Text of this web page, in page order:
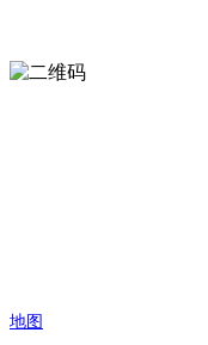
地图